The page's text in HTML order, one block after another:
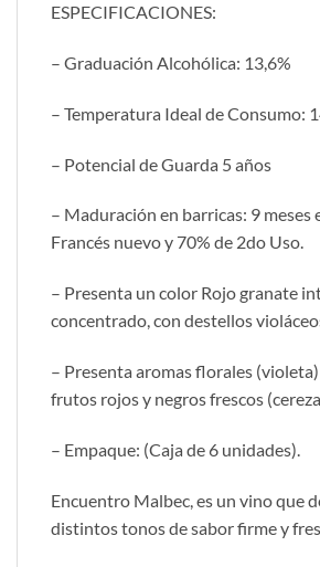
ESPECIFICACIONES:
– Graduación Alcohólica: 13,6%
– Temperatura Ideal de Consumo:
– Potencial de Guarda 5 años
– Maduración en barricas: 9 meses
Francés nuevo y 70% de 2do Uso.
– Presenta un color Rojo granate
concentrado, con destellos
– Presenta aromas florales
frutos rojos y negros frescos
– Empaque: (Caja de 6 unidades).
Encuentro Malbec, es un vino que
distintos tonos de sabor firme y